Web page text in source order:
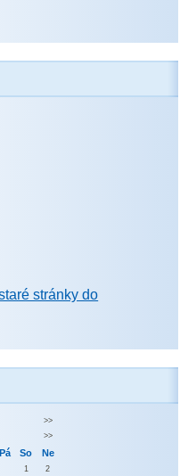
stránky do
>>
>>
Pá So Ne
1 2